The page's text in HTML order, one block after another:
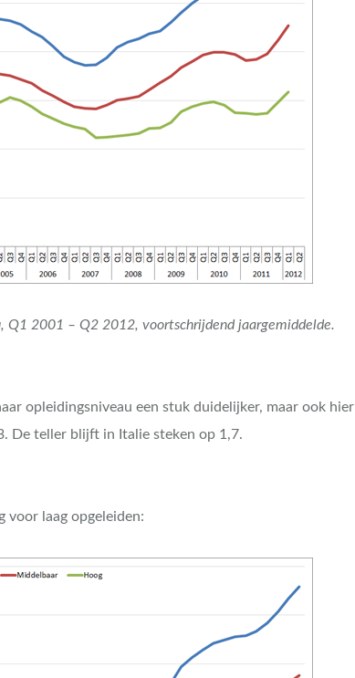
Q1 2001 – Q2 2012, voortschrijdend jaargemiddelde.
opleidingsniveau een stuk duidelijker, maar ook hier
De teller blijft in Italie steken op 1,7.
voor laag opgeleiden: